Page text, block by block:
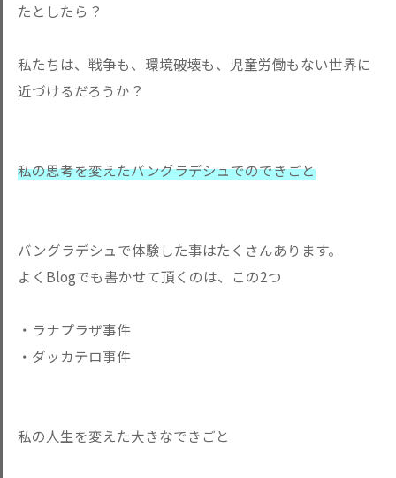
たとしたら ？
私たちは、戦争も、環境破壊も、児童労働もない世界に
近づけるだろうか？
私の思考を変えたバングラデシュでのできごと
バングラデシュで体験した事はたくさんあります。
よくBlogでも書かせて頂くのは、この2つ
・ラナプラザ事件
・ダッカテロ事件
私の人生を変えた大きなできごと